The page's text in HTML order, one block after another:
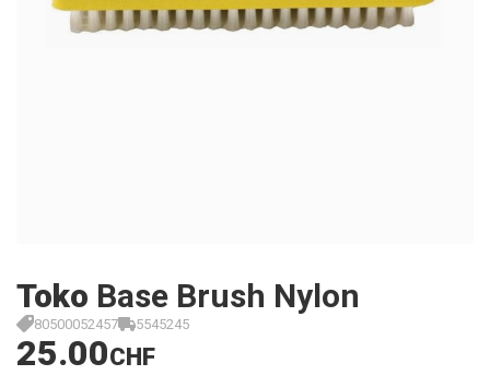
Toko Base Brush Nylon
80500052457 5545245
25.00CHF